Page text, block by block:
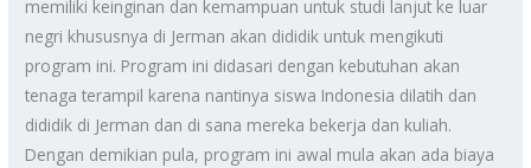
memiliki keinginan dan kemampuan untuk studi lanjut ke luar
negri khususnya di Jerman akan dididik untuk mengikuti
program ini. Program ini didasari dengan kebutuhan akan
tenaga terampil karena nantinya siswa Indonesia dilatih dan
dididik di Jerman dan di sana mereka bekerja dan kuliah.
Dengan demikian pula, program ini awal mula akan ada biaya